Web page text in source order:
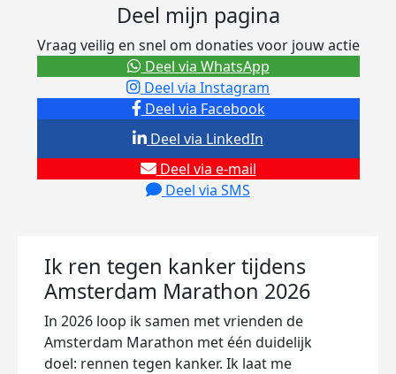
Deel mijn pagina
Vraag veilig en snel om donaties voor jouw actie
Deel via Facebook
Deel via Instagram
Deel via e-mail
Deel via SMS
Deel via LinkedIn
Deel via WhatsApp
Ik ren tegen kanker tijdens
Amsterdam Marathon 2026
In 2026 loop ik samen met vrienden de
Amsterdam Marathon met één duidelijk
doel: rennen tegen kanker. Ik laat me